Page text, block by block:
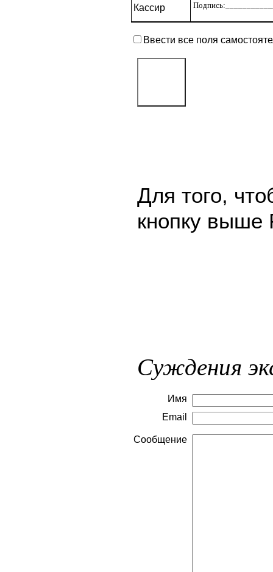
Кассир
Ввести все поля
Для того,
кнопку выше
Суждения
Имя
Email
Сообщение